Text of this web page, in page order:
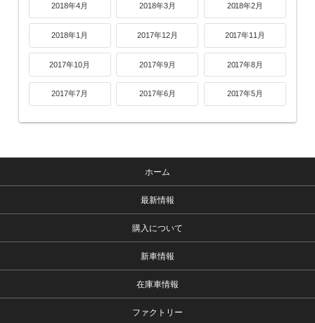
2018年4月 2018年3月 2018年2月
2018年1月 2017年12月 2017年11月
2017年10月 2017年9月 2017年8月
2017年7月 2017年6月 2017年5月
ホーム
最新情報
購入について
新車情報
在庫車情報
ファクトリー